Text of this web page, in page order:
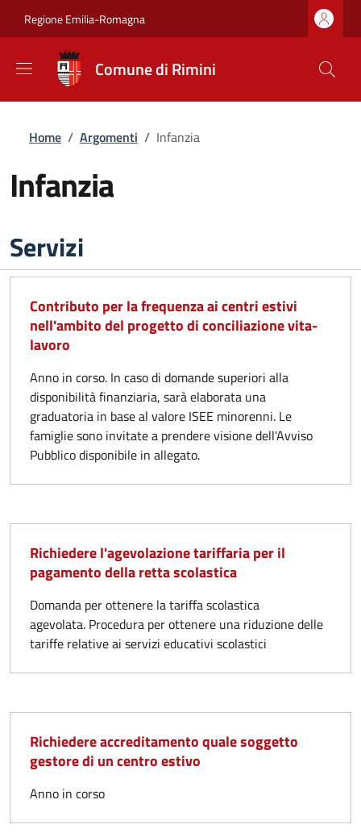
Regione Emilia-Romagna
Comune di Rimini
Briciole di pane
Home / Argomenti / Infanzia
Infanzia
Servizi
Contributo per la frequenza ai centri estivi
nell'ambito del progetto di conciliazione vita-
lavoro
Anno in corso. In caso di domande superiori alla
disponibilità finanziaria, sarà elaborata una
graduatoria in base al valore ISEE minorenni. Le
famiglie sono invitate a prendere visione dell'Avviso
Pubblico disponibile in allegato.
Richiedere l'agevolazione tariffaria per il
pagamento della retta scolastica
Domanda per ottenere la tariffa scolastica
agevolata. Procedura per ottenere una riduzione delle
tariffe relative ai servizi educativi scolastici​
Richiedere accreditamento quale soggetto
gestore di un centro estivo
Anno in corso